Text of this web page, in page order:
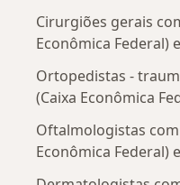
Cirurgiões gerais
Econômica Federal)
Ortopedistas -
(Caixa Econômica
Oftalmologistas com
Econômica Federal)